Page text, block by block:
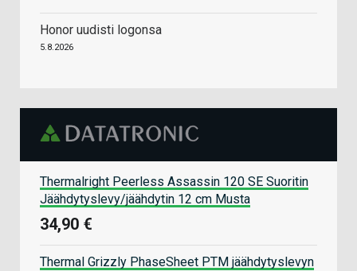
Honor uudisti logonsa
5.8.2026
Thermalright Peerless Assassin 120 SE Suoritin
Jäähdytyslevy/jäähdytin 12 cm Musta
34,90 €
Thermal Grizzly PhaseSheet PTM jäähdytyslevyn